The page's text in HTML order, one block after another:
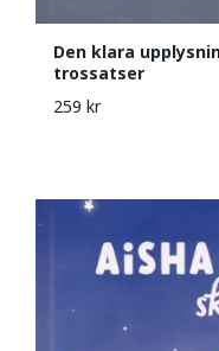
Den klara
trossatser
259 kr